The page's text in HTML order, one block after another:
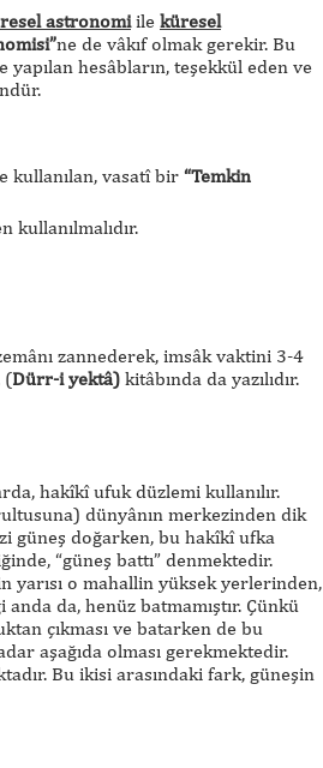
astronomiile küresel
ne de vâkıf olmak gerekir. Bu
hesâbların, teşekkül eden ve
kullanılan, vasatî bir “Temkin
zannederek, imsâk vaktini 3-4
(Dürr-i yektâ) kitâbında da yazılıdır.
hakîkî ufuk düzlemi kullanılır.
dünyânın merkezinden dik
güneş doğarken, bu hakîkî ufka
“güneş battı” denmektedir.
yarısı o mahallin yüksek yerlerinden,
da, henüz batmamıştır. Çünkü
çıkması ve batarken de bu
aşağıda olması gerekmektedir.
Bu ikisi arasındaki fark, güneşin